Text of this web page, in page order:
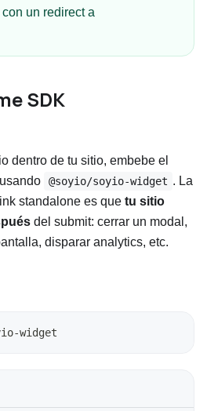
un redirect a
SDK
dentro de tu sitio, embebe el
@soyio/soyio-widget . La
standalone es que tu sitio
del submit: cerrar un modal,
disparar analytics, etc.
widget